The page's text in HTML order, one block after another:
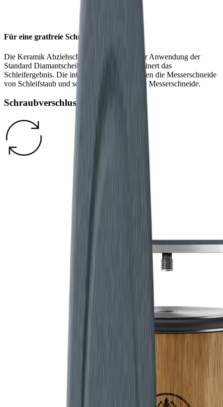
Für eine gratfreie Schneide
Die Keramik Abziehscheibe entfernt nach der Anwendung der
Standard Diamantscheibe den Grat und verfeinert das
Schleifergebnis. Die integrierten Rillen befreien die Messerschneide
von Schleifstaub und sorgen so für eine glatte Messerschneide.
Schraubverschluss